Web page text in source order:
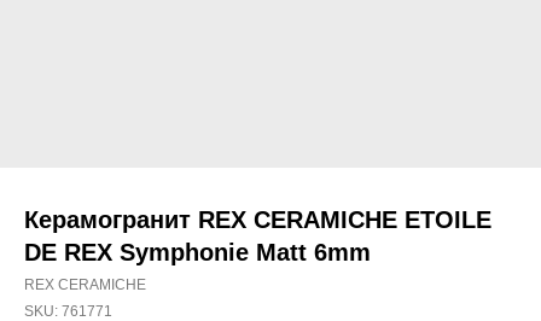
Керамогранит REX CERAMICHE ETOILE
DE REX Symphonie Matt 6mm
REX CERAMICHE
SKU: 761771